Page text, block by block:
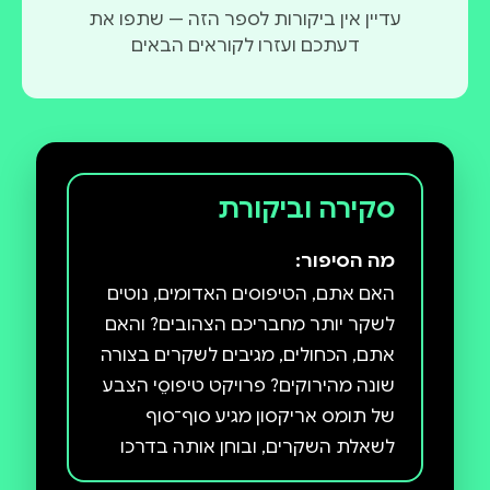
עדיין אין ביקורות לספר הזה — שתפו את
דעתכם ועזרו לקוראים הבאים
סקירה וביקורת
מה הסיפור:
האם אתם, הטיפוסים האדומים, נוטים
לשקר יותר מחבריכם הצהובים? והאם
אתם, הכחולים, מגיבים לשקרים בצורה
שונה מהירוקים? פרויקט טיפוסֵי הצבע
של תומס אריקסון מגיע סוף־סוף
לשאלת השקרים, ובוחן אותה בדרכו
המיוחדת של מחבר רבי־המכר השוודי.